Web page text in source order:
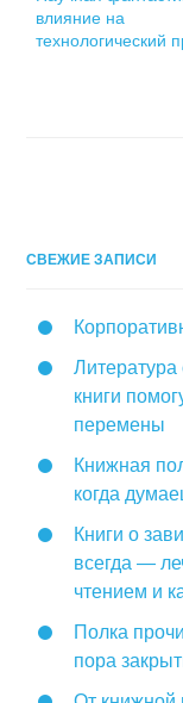
влияние на
технологический
СВЕЖИЕ ЗАПИСИ
Литература
книги
перемены
Книжная
когда
Книги о
всегда —
чтением и
Полка
пора